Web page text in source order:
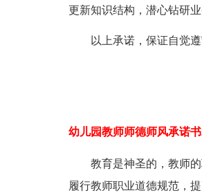
更新知识结构，潜心钻研
以上承诺，保证自觉遵
幼儿园教师师德师风承诺
教育是神圣的，教师的
履行教师职业道德规范，